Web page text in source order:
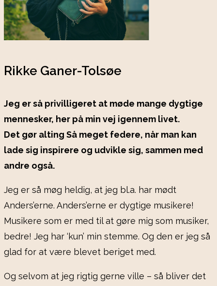
Rikke Ganer-Tolsøe
Jeg er så privilligeret at møde mange dygtige
mennesker, her på min vej igennem livet.
Det gør alting Så meget federe, når man kan
lade sig inspirere og udvikle sig, sammen med
andre også.
Jeg er så møg heldig, at jeg bl.a. har mødt
Anders’erne. Anders’erne er dygtige musikere!
Musikere som er med til at gøre mig som musiker,
bedre! Jeg har ‘kun’ min stemme. Og den er jeg så
glad for at være blevet beriget med.
Og selvom at jeg rigtig gerne ville – så bliver det